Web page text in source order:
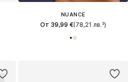
NUANCE
От 39,99 €(78,21 лв.³)